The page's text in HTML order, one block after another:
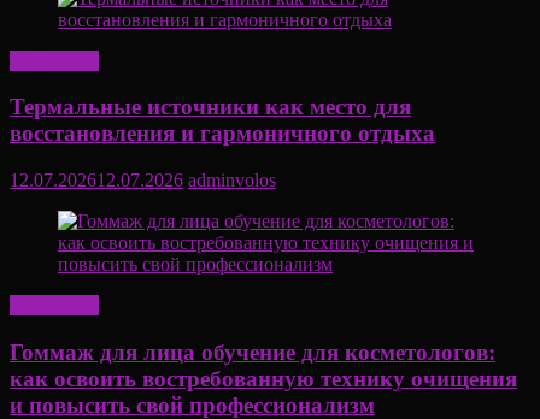
Термальные источники как место для
восстановления и гармоничного отдыха
12.07.202612.07.2026 adminvolos
Гоммаж для лица обучение для косметологов:
как освоить востребованную технику очищения
и повысить свой профессионализм